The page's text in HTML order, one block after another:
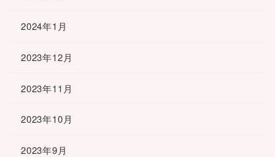
2024年1月
2023年12月
2023年11月
2023年10月
2023年9月